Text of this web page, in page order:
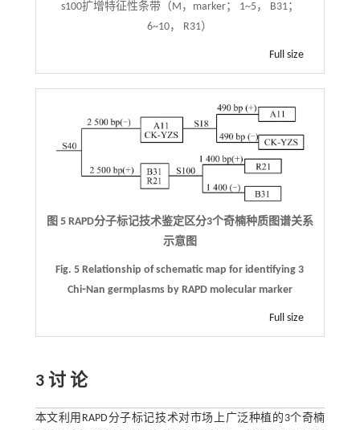
s100扩增特征性条带（M，marker； 1~5， B31；
6~10， R31）
Full size
图 5 RAPD分子标记技术鉴定区分3个奇楠种质图谱关系
示意图
Fig. 5 Relationship of schematic map for identifying 3
Chi⁃Nan germplasms by RAPD molecular marker
Full size
3 讨 论
本文利用RAPD分子标记技术对市场上广泛种植的3个奇楠